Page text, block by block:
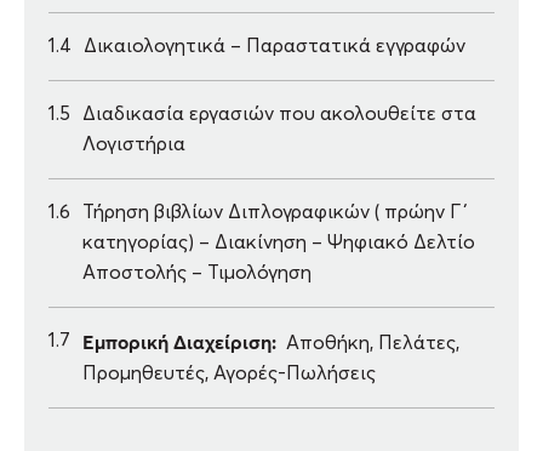
1.4 Δικαιολογητικά – Παραστατικά εγγραφών
1.5
Διαδικασία εργασιών που ακολουθείτε στα
Λογιστήρια
1.6
Τήρηση βιβλίων Διπλογραφικών ( πρώην Γ΄
κατηγορίας) – Διακίνηση – Ψηφιακό Δελτίο
Αποστολής – Τιμολόγηση
1.7 Εμπορική Διαχείριση: Αποθήκη, Πελάτες,
Προμηθευτές, Αγορές-Πωλήσεις